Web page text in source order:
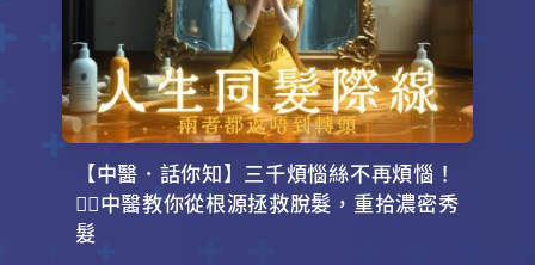
【中醫．話你知】三千煩惱絲不再煩惱！
💇‍♂️中醫教你從根源拯救脫髮，重拾濃密秀
髮